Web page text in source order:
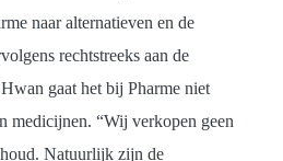
naar alternatieven en de
rechtstreeks aan de
gaat het bij Pharme niet
medicijnen. “Wij verkopen geen
Natuurlijk zijn de